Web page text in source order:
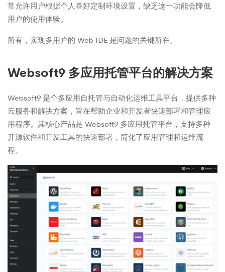
常允许用户根据个人喜好定制环境设置，缺乏这一功能会降低
用户的使用体验。
所有，实现多用户的 Web IDE 是问题的关键所在。
Websoft9 多应用托管平台的解决方案
Websoft9 是个多应用自托管与自动化运维工具平台，提供多种
云服务和解决方案，旨在帮助企业和开发者快速部署和管理应
用程序。其核心产品是 Websoft9 多应用托管平台，支持多种
开源软件和开发工具的快速部署，简化了应用管理和运维流
程。